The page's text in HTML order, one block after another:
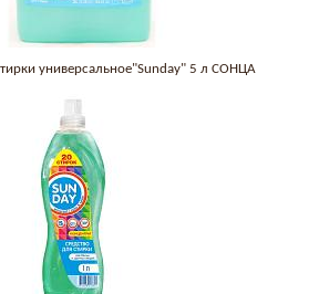
универсальное"Sunday" 5 л СОНЦА